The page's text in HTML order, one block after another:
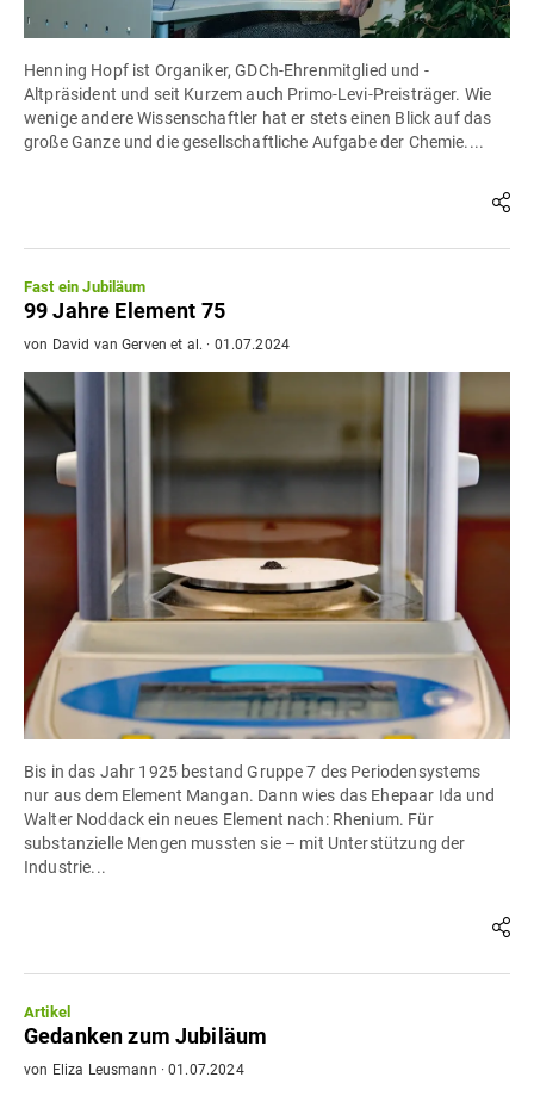
Henning Hopf ist Organiker, GDCh-Ehrenmitglied und -
Altpräsident und seit Kurzem auch Primo-Levi-Preisträger. Wie
wenige andere Wissenschaftler hat er stets einen Blick auf das
große Ganze und die gesellschaftliche Aufgabe der Chemie....
Fast ein Jubiläum
99 Jahre Element 75
von David van Gerven et al. · 01.07.2024
Bis in das Jahr 1925 bestand Gruppe 7 des Periodensystems
nur aus dem Element Mangan. Dann wies das Ehepaar Ida und
Walter Noddack ein neues Element nach: Rhenium. Für
substanzielle Mengen mussten sie – mit Unterstützung der
Industrie...
Artikel
Gedanken zum Jubiläum
von Eliza Leusmann ·01.07.2024